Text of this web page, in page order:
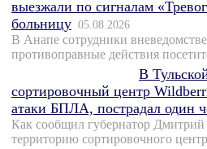
выезжали по сигналам
больницу 05.08.2026
В Анапе сотрудники
противоправные действия
В
сортировочный центр
атаки БПЛА, пострадал один
Как сообщил губернатор
территорию сортировочного